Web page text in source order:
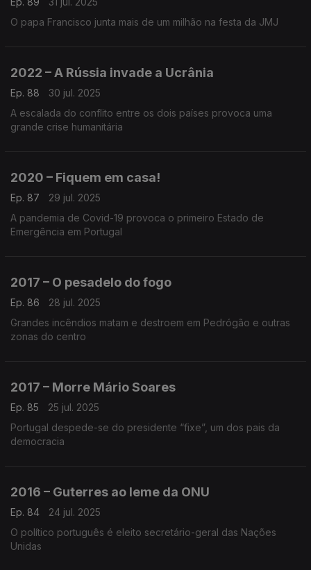
O papa Francisco junta mais de um milhão na festa da JMJ
2022 – A Rússia invade a Ucrânia
Ep. 88
30 jul. 2025
A escalada do conflito entre os dois países provoca uma
grande crise humanitária
2020 – Fiquem em casa!
Ep. 87
29 jul. 2025
A pandemia de Covid-19 provoca o primeiro Estado de
Emergência em Portugal
2017 – O pesadelo do fogo
Ep. 86
28 jul. 2025
Grandes incêndios matam e destroem em Pedrógão e outras
zonas do centro
2017 – Morre Mário Soares
Ep. 85
25 jul. 2025
Portugal despede-se do presidente “fixe”, um dos pais da
democracia
2016 – Guterres ao leme da ONU
Ep. 84
24 jul. 2025
O político português é eleito secretário-geral das Nações
Unidas